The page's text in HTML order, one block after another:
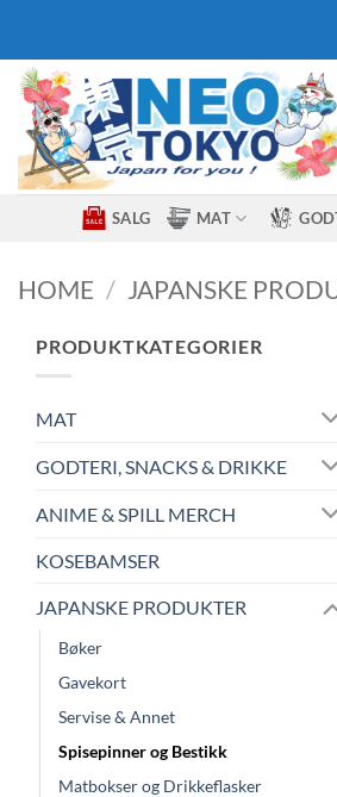
content
SALG MAT
HOME / JAPANSKE
PRODUKTKATEGORIER
MAT
GODTERI, SNACKS & DRIKKE
ANIME & SPILL MERCH
KOSEBAMSER
JAPANSKE PRODUKTER
Bøker
Gavekort
Servise & Annet
Spisepinner og Bestikk
Matbokser og Drikkeflasker